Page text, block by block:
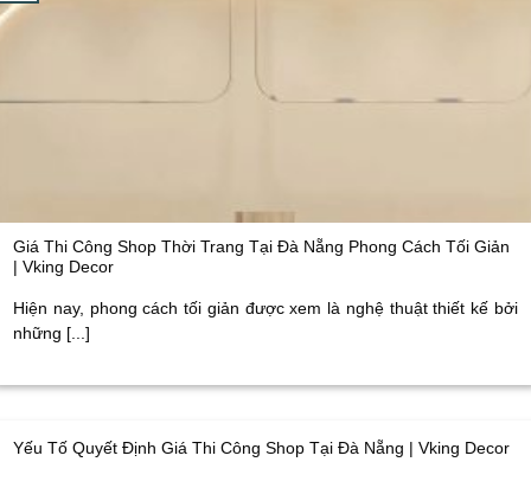
Giá Thi Công Shop Thời Trang Tại Đà Nẵng Phong Cách Tối Giản
| Vking Decor
Hiện nay, phong cách tối giản được xem là nghệ thuật thiết kế bởi
những [...]
Yếu Tố Quyết Định Giá Thi Công Shop Tại Đà Nẵng | Vking Decor